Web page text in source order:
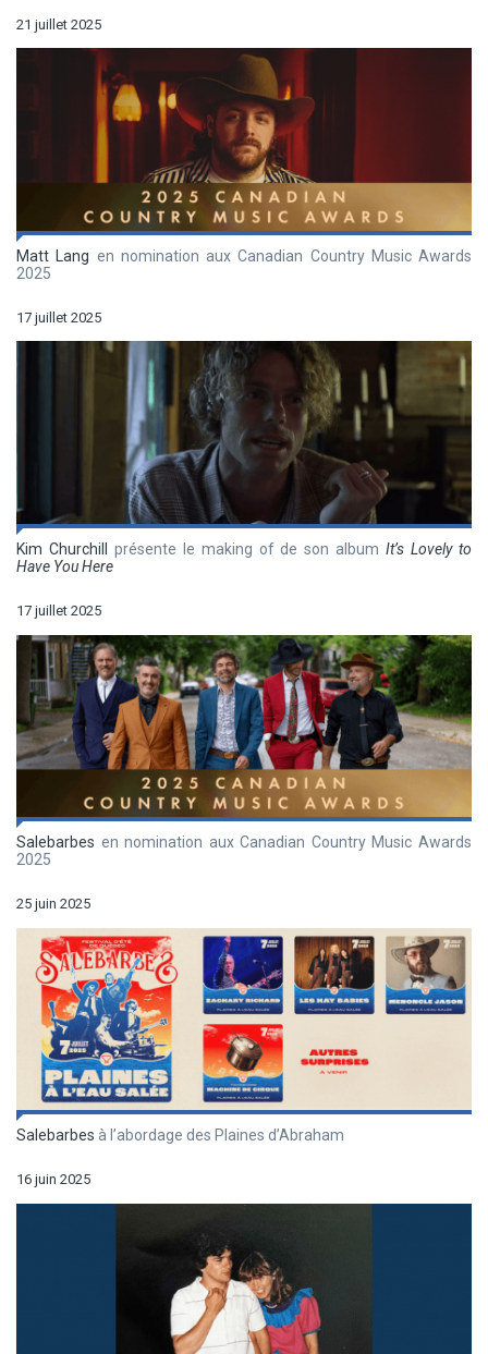
21 juillet 2025
Matt Lang en nomination aux Canadian Country Music Awards
2025
17 juillet 2025
Kim Churchill présente le making of de son albumIt’s Lovely to
Have You Here
17 juillet 2025
Salebarbes en nomination aux Canadian Country Music Awards
2025
25 juin 2025
Salebarbes à l’abordage des Plaines d’Abraham
16 juin 2025